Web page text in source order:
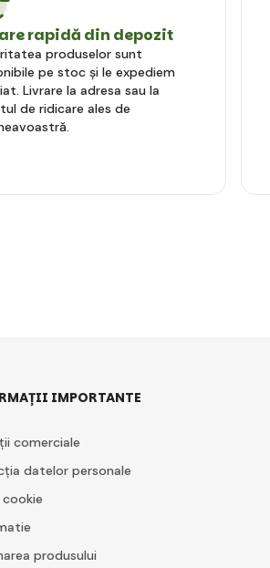
rapidă din depozit
produselor sunt
pe stoc și le expediem
Livrare la adresa sau la
de ridicare ales de
IMPORTANTE
comerciale
datelor personale
produsului